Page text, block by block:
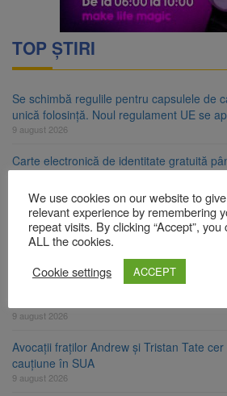
TOP ȘTIRI
Se schimbă regulile pentru capsulele de
unică folosință. Noul regulament UE se
9 august 2026
Carte electronică de identitate gratuită
9 august 2026
Zece troițe istorice din Șcheii Brașovului
Contractul de finanțare a fost semnat
La 97 de ani, a doborât propriul record
9 august 2026
Avocații fraților Andrew și Tristan Tate
cauțiune în SUA
9 august 2026
We use cookies on our website to
relevant experience by remembering
repeat visits. By clicking “Accept”,
ALL the cookies.
Cookie settings
ACCEPT